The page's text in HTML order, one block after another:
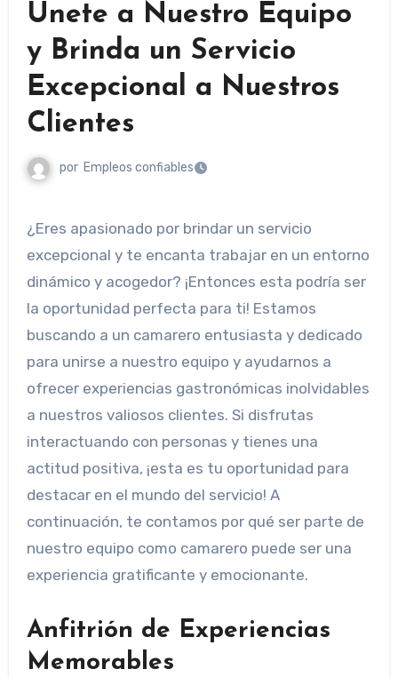
Únete a Nuestro Equipo
y Brinda un Servicio
Excepcional a Nuestros
Clientes
por Empleos confiables
¿Eres apasionado por brindar un servicio
excepcional y te encanta trabajar en un entorno
dinámico y acogedor? ¡Entonces esta podría ser
la oportunidad perfecta para ti! Estamos
buscando a un camarero entusiasta y dedicado
para unirse a nuestro equipo y ayudarnos a
ofrecer experiencias gastronómicas inolvidables
a nuestros valiosos clientes. Si disfrutas
interactuando con personas y tienes una
actitud positiva, ¡esta es tu oportunidad para
destacar en el mundo del servicio! A
continuación, te contamos por qué ser parte de
nuestro equipo como camarero puede ser una
experiencia gratificante y emocionante.
Anfitrión de Experiencias
Memorables